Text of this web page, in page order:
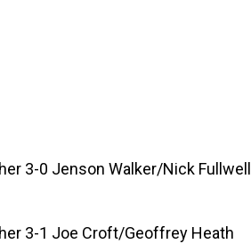
3-0 Jenson Walker/Nick Fullwell
3-1 Joe Croft/Geoffrey Heath